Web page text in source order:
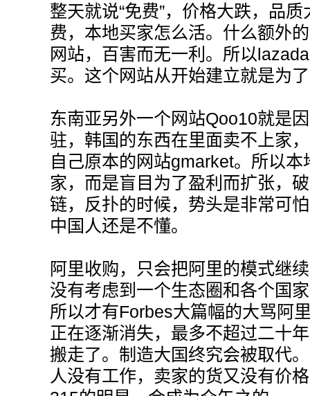
整天就说“免费”，价格大跌，品
费，本地买家怎么活。什么额外
网站，百害而无一利。所以
买。这个网站从开始建立就是为
东南亚另外一个网站Qoo10就是
驻，韩国的东西在里面卖不上家
自己原本的网站gmarket。所以
家，而是盲目为了盈利而扩张，
链，反扑的时候，势头是非常可
中国人还是不懂。
阿里收购，只会把阿里的模式继
没有考虑到一个生态圈和各个国
所以才有Forbes大篇幅的大骂阿
正在逐渐消失，最多不超过二十
搬走了。制造大国终究会被取代
人没有工作，卖家的货又没有价